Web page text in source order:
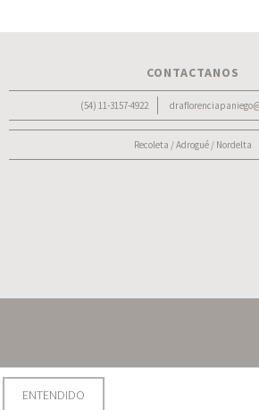
ENTENDIDO
CONTACTANOS
(54) 11-3157-4922
Recoleta / Adrogué / Nordelta